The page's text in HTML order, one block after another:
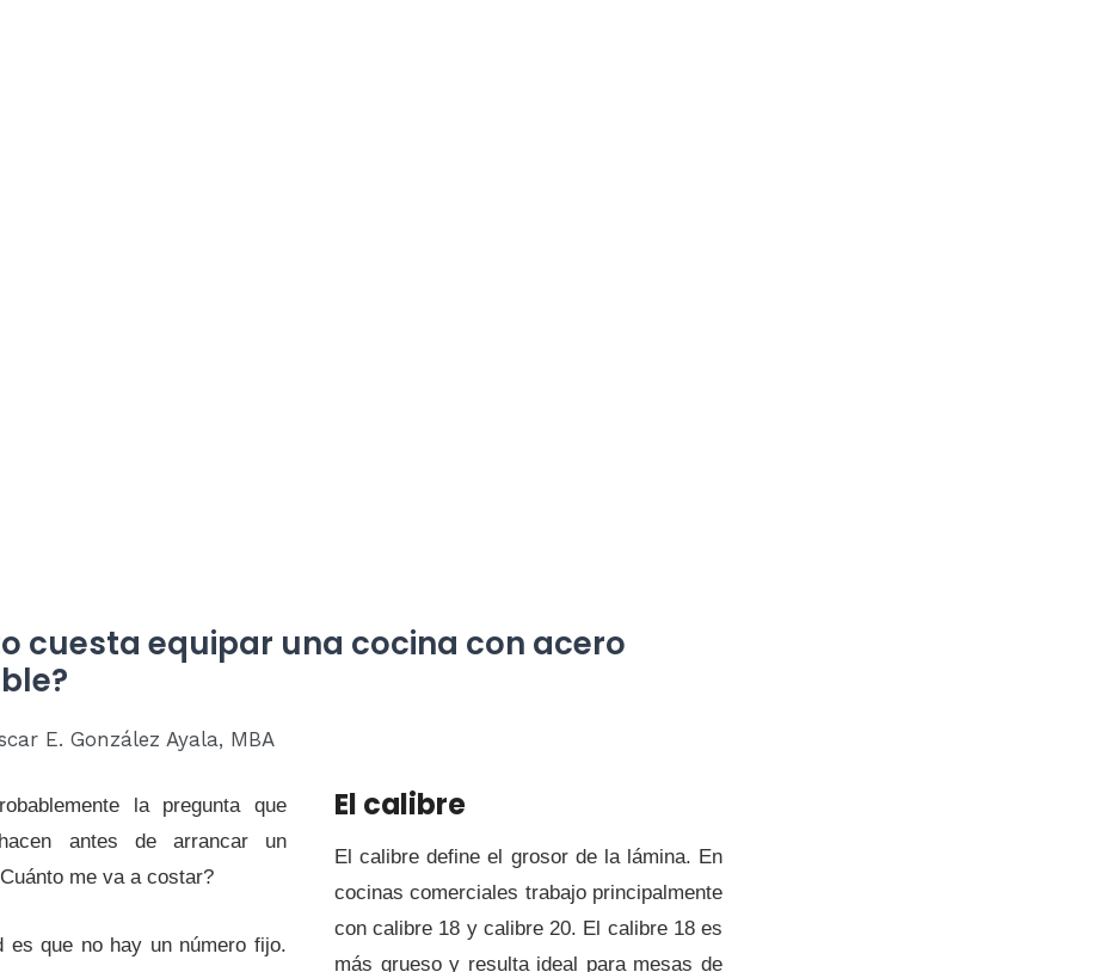
cuesta equipar una cocina con acero
E. González Ayala, MBA
la pregunta que
antes de arrancar un
me va a costar?
es que no hay un número fijo.
El calibre
El calibre define el grosor de la lámina. En
cocinas comerciales trabajo principalmente
con calibre 18 y calibre 20. El calibre 18 es
más grueso y resulta ideal para mesas de